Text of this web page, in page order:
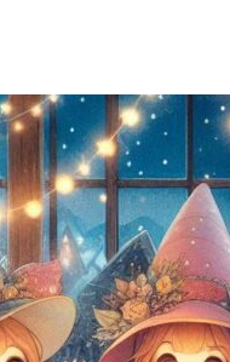
ATTRAKTIV?